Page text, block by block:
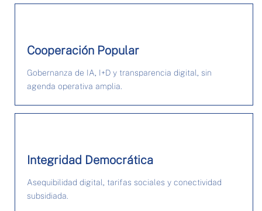
Cooperación Popular
Gobernanza de IA, I+D y transparencia digital, sin
agenda operativa amplia.
Integridad Democrática
Asequibilidad digital, tarifas sociales y conectividad
subsidiada.